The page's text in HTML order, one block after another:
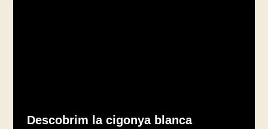
Descobrim la cigonya blanca